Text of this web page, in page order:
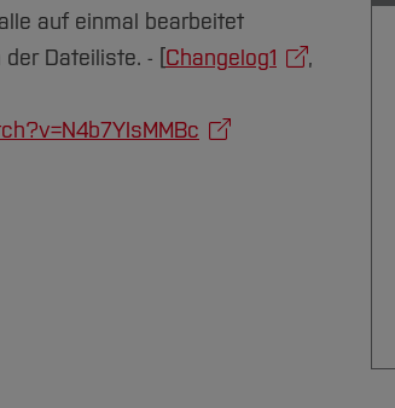
auf einmal bearbeitet
Dateiliste. - [Changelog1
,